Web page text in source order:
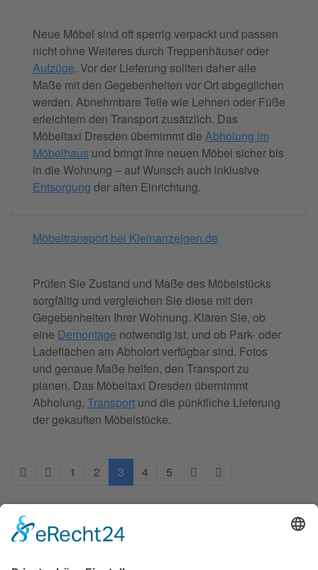
Neue Möbel sind oft sperrig verpackt und passen
nicht ohne Weiteres durch Treppenhäuser oder
Aufzüge. Vor der Lieferung sollten daher alle
Maße mit den Gegebenheiten vor Ort abgeglichen
werden. Abnehmbare Teile wie Lehnen oder Füße
erleichtern den Transport zusätzlich. Das
Möbeltaxi Dresden übernimmt die Abholung im
Möbelhaus und bringt Ihre neuen Möbel sicher bis
in die Wohnung – auf Wunsch auch inklusive
Entsorgung der alten Einrichtung.
Möbeltransport bei Kleinanzeigen.de
Prüfen Sie Zustand und Maße des Möbelstücks
sorgfältig und vergleichen Sie diese mit den
Gegebenheiten Ihrer Wohnung. Klären Sie, ob
eine Demontage notwendig ist, und ob Park- oder
Ladeflächen am Abholort verfügbar sind. Fotos
und genaue Maße helfen, den Transport zu
planen. Das Möbeltaxi Dresden übernimmt
Abholung, Transport und die pünktliche Lieferung
der gekauften Möbelstücke.
1 2 3 4 5
Moebeltaxi-Dresden auch in Ihrer Nähe...